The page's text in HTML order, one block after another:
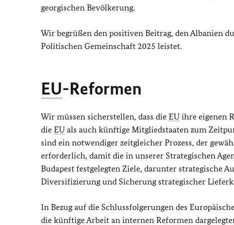
georgischen Bevölkerung.
Wir begrüßen den positiven Beitrag, den Albanien
Politischen Gemeinschaft 2025 leistet.
EU-Reformen
Wir müssen sicherstellen, dass die EU ihre eigenen
die EU als auch künftige Mitgliedstaaten zum
sind ein notwendiger zeitgleicher Prozess, der
erforderlich, damit die in unserer Strategischen
Budapest festgelegten Ziele, darunter strategische
Diversifizierung und Sicherung strategischer
In Bezug auf die Schlussfolgerungen des
die künftige Arbeit an internen Reformen